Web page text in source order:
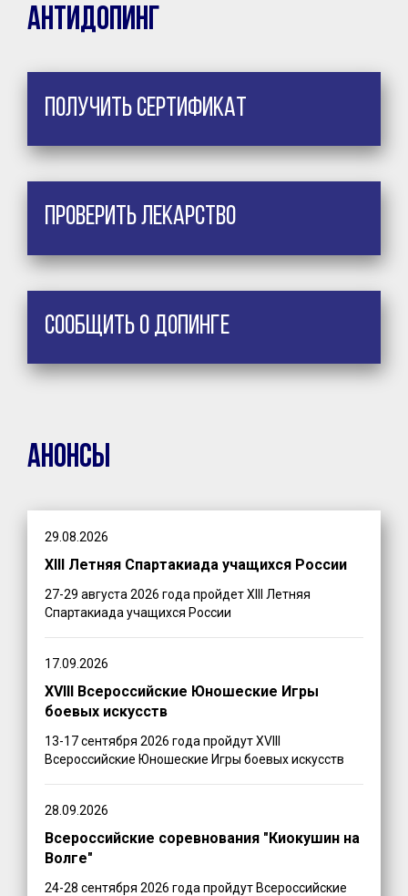
Антидопинг
Получить сертификат
Проверить лекарство
Сообщить о допинге
Анонсы
29.08.2026
XIII Летняя Спартакиада учащихся России
27-29 августа 2026 года пройдет XIII Летняя
Спартакиада учащихся России
17.09.2026
XVIII Всероссийские Юношеские Игры
боевых искусств
13-17 сентября 2026 года пройдут XVIII
Всероссийские Юношеские Игры боевых искусств
28.09.2026
Всероссийские соревнования "Киокушин на
Волге"
24-28 сентября 2026 года пройдут Всероссийские